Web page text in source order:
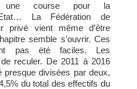
une course pour la
La Fédération de
privé vient même d’être
semble s’ouvrir. Ces
pas été faciles. Les
reculer. De 2011 à 2016
presque divisées par deux,
du total des effectifs du